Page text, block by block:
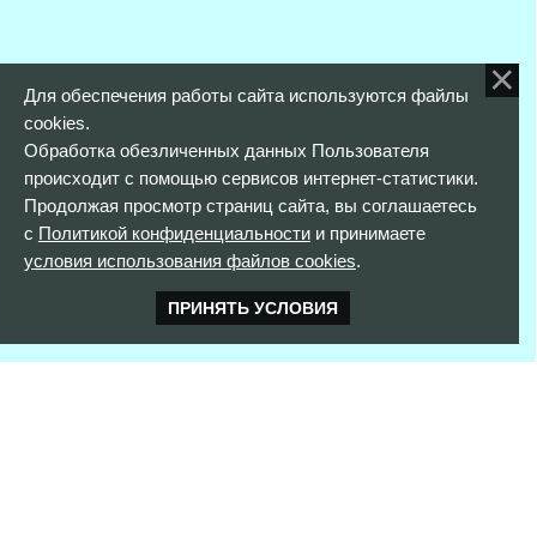
Для обеспечения работы сайта используются файлы
cookies.
Обработка обезличенных данных Пользователя
происходит с помощью сервисов интернет-статистики.
Продолжая просмотр страниц сайта, вы соглашаетесь
с Политикой конфиденциальностии принимаете
условия использования файлов cookies.
ПРИНЯТЬ УСЛОВИЯ